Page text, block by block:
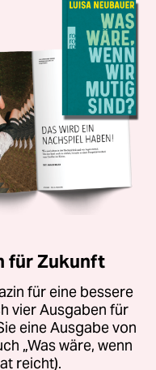
für Zukunft
für eine bessere
vier Ausgaben für
eine Ausgabe von
„Was wäre, wenn
reicht).